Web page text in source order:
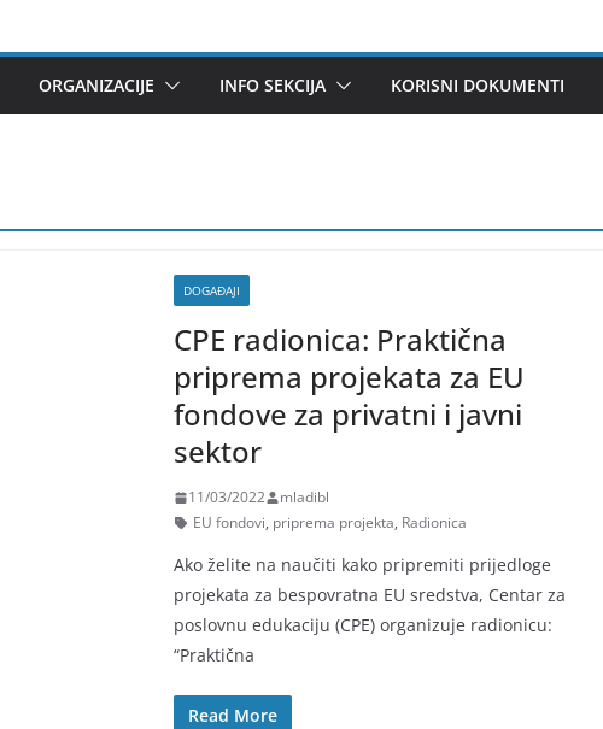
ORGANIZACIJE INFO SEKCIJA KORISNI DOKUMENTI
DOGAĐAJI
CPE radionica: Praktična
priprema projekata za EU
fondove za privatni i javni
sektor
11/03/2022
mladibl
EU fondovi, priprema projekta, Radionica
Ako želite na naučiti kako pripremiti prijedloge
projekata za bespovratna EU sredstva, Centar za
poslovnu edukaciju (CPE) organizuje radionicu:
“Praktična
Read More